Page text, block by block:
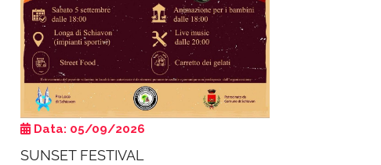
Data: 05/09/2026
SUNSET FESTIVAL